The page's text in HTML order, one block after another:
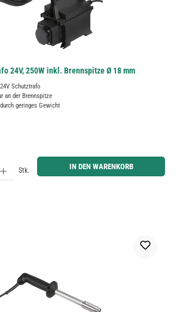
24V, 250W inkl. Brennspitze Ø 18 mm
Schutztrafo
an der Brennspitze
geringes Gewicht
Wert ein oder benutze die Schaltflächen um die Anzahl zu
Stk. IN DEN WARENKORB